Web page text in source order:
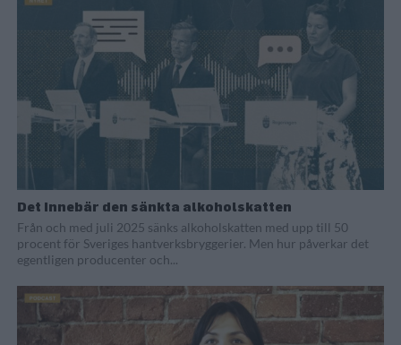
Det innebär den sänkta alkoholskatten
Från och med juli 2025 sänks alkoholskatten med upp till 50
procent för Sveriges hantverksbryggerier. Men hur påverkar det
egentligen producenter och...